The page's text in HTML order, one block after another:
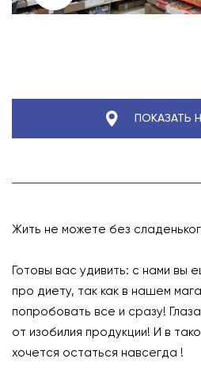
Жить не можете без
Готовы вас удивить: с нами вы
про диету, так как в нашем
попробовать все и сразу!
от изобилия продукции! И в
хочется остаться навсегда !
ПОКАЗАТЬ